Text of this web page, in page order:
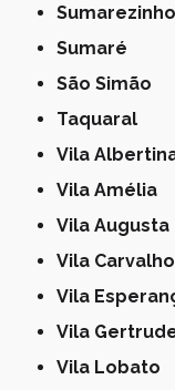
Sumarezinho
Sumaré
São Simão
Taquaral
Vila
Vila Amélia
Vila Augusta
Vila Carvalho
Vila
Vila
Vila Lobato